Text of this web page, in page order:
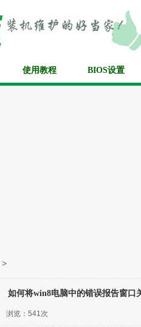
使用教程 BIOS设置
>
如何将win8电脑中的错误报告窗口
浏览： 541次